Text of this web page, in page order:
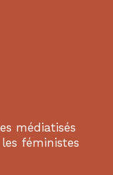
médiatisés
féministes